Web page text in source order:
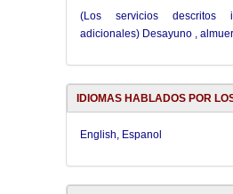
(Los servicios descritos
adicionales) Desayuno ,
IDIOMAS HABLADOS POR
English, Espanol